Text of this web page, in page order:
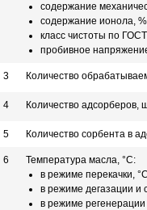
содержание
содержание ионола,
класс чистоты по
пробивное
3 Количество
4 Количество адсорберов,
5 Количество сорбента в
6
Температура масла, °С:
в режиме перекачки, °С
в режиме дегазации и
в режиме регенерации